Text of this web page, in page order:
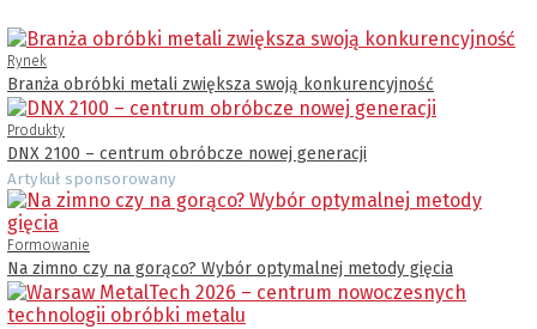
Rynek
Branża obróbki metali zwiększa swoją konkurencyjność
Produkty
DNX 2100 – centrum obróbcze nowej generacji
Artykuł sponsorowany
Formowanie
Na zimno czy na gorąco? Wybór optymalnej metody gięcia